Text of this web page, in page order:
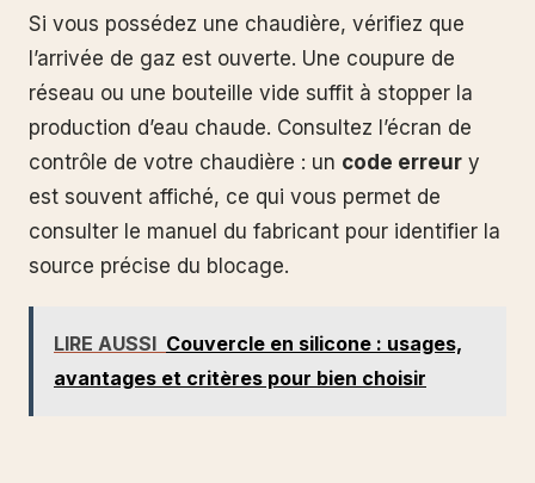
Si vous possédez une chaudière, vérifiez que
l’arrivée de gaz est ouverte. Une coupure de
réseau ou une bouteille vide suffit à stopper la
production d’eau chaude. Consultez l’écran de
contrôle de votre chaudière : un code erreur y
est souvent affiché, ce qui vous permet de
consulter le manuel du fabricant pour identifier la
source précise du blocage.
LIRE AUSSI Couvercle en silicone : usages,
avantages et critères pour bien choisir